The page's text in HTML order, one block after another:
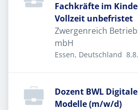
Fachkräfte im
Vollzeit unbefristet
Zwergenreich
mbH
Essen, Deutschland
Dozent BWL
Modelle (m/w/d)